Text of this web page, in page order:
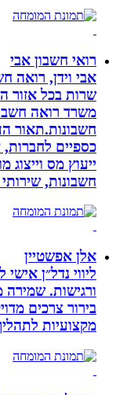
רואי חשבון אבי
אבי וידן, רואה
שרות בכל אזור
משרד רואה חשבון
חשבונות.תאור
כספיים לחברות,
ייעוץ מס וייצוג מול
חשבונות, שירותי
אלן אפשטיין
ליווי נדל״ן אישי
ורגישות. שמירה
בירור צרכים מדויק
מקצועיות לתהליך